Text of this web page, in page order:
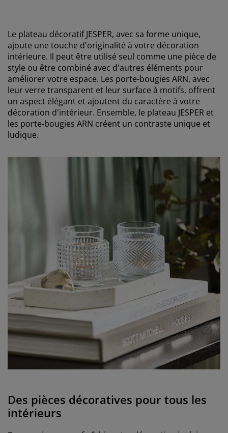
Le plateau décoratif JESPER, avec sa forme unique,
ajoute une touche d'originalité à votre décoration
intérieure. Il peut être utilisé seul comme une pièce de
style ou être combiné avec d'autres éléments pour
améliorer votre espace. Les porte-bougies ARN, avec
leur verre transparent et leur surface à motifs, offrent
un aspect élégant et ajoutent du caractère à votre
décoration d'intérieur. Ensemble, le plateau JESPER et
les porte-bougies ARN créent un contraste unique et
ludique.
Des pièces décoratives pour tous les
intérieurs